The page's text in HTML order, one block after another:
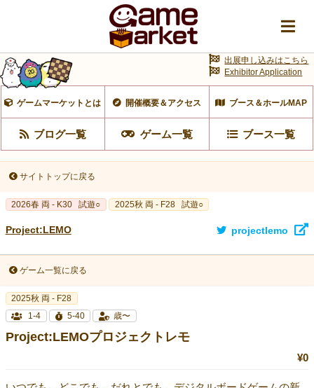
ゲームマーケットとは 開催概要＆アクセス ブース＆ホールMAP
ブログ一覧 ゲーム一覧 ブース一覧
出展申し込みはこちら
Exhibitor Application
サイトトップに戻る
2026春 両 - K30 試遊○ 2025秋 両 - F28 試遊○
Project:LEMO projectlemo
ゲーム一覧に戻る
2025秋 両 - F28
1-4
5-40 歳〜
Project:LEMOプロジェクトレモ
¥0